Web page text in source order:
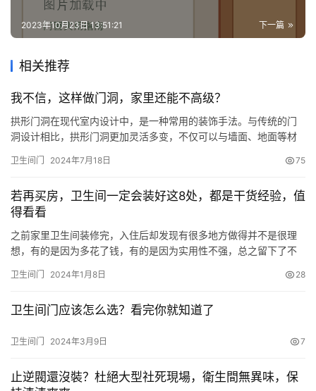
下一篇
2023年10月23日 13:51:21
相关推荐
我不信，这样做门洞，家里还能不高级？
拱形门洞在现代室内设计中，是一种常用的装饰手法。与传统的门
洞设计相比，拱形门洞更加灵活多变，不仅可以与墙面、地面等材
拱形门洞也并不是一件容易的事情，如果不注意这些细节处理，不
的适用场景 1）客厅与餐厅之间：打破封闭的空间格局，增加通透
感。 2…
卫生间门 2024年7月18日 75
若再买房，卫生间一定会装好这8处，都是干货经验，值
得看看
之前家里卫生间装修完，入住后却发现有很多地方做得并不是很理
想，有的是因为多花了钱，有的是因为实用性不强，总之留下了不
再装修的话，这些地方我肯定不会再做错。 话不多说，一起来看看
做整套的浴室门，不仅价格比较贵，同时也切割了空间，让本就不
卫生间门 2024年1月8日 28
卫生间门应该怎么选？看完你就知道了
卫生间门 2024年3月9日 7
止逆閥還沒裝？杜絕大型社死現場，衛生間無異味，保